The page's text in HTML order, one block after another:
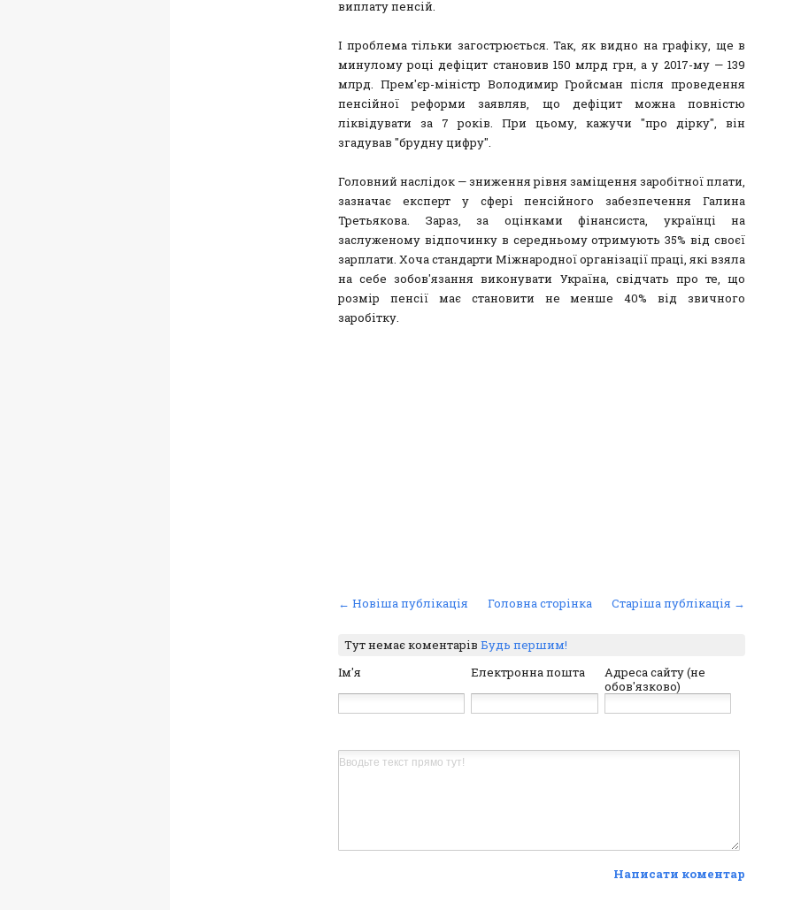
виплату пенсій.
І проблема тільки загострюється. Так, як видно на графіку, ще в
минулому році дефіцит становив 150 млрд грн, а у 2017-му — 139
млрд. Прем'єр-міністр Володимир Гройсман після проведення
пенсійної реформи заявляв, що дефіцит можна повністю
ліквідувати за 7 років. При цьому, кажучи "про дірку", він
згадував "брудну цифру".
Головний наслідок — зниження рівня заміщення заробітної плати,
зазначає експерт у сфері пенсійного забезпечення Галина
Третьякова. Зараз, за оцінками фінансиста, українці на
заслуженому відпочинку в середньому отримують 35% від своєї
зарплати. Хоча стандарти Міжнародної організації праці, які взяла
на себе зобов'язання виконувати Україна, свідчать про те, що
розмір пенсії має становити не менше 40% від звичного
заробітку.
← Новіша публікація Старіша публікація →
Головна сторінка
Тут немає коментарів Будь першим!
Ім'я
Електронна пошта
Адреса сайту (не
обов'язково)
Написати коментар